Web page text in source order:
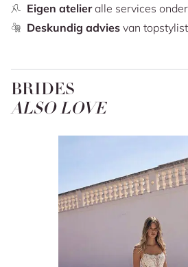
Eigen atelieralle services
Deskundig adviesvan
BRIDES
ALSO LOVE